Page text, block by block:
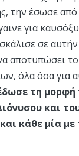
την έσωσε από
για
σε αυτήν
αποτυπώσει
όλα όσα για
τη μορφή
και
κάθε μία με